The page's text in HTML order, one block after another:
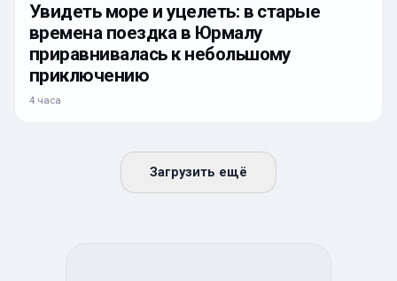
Увидеть море и уцелеть: в старые
времена поездка в Юрмалу
приравнивалась к небольшому
приключению
4 часа
Загрузить ещё